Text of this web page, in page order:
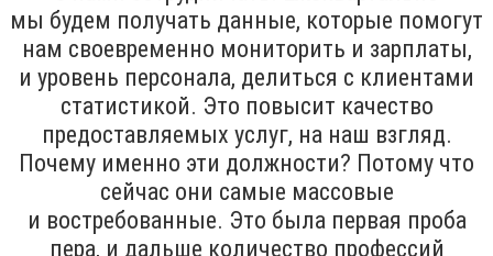
мы будем получать данные, которые помогут
нам своевременно мониторить и зарплаты,
и уровень персонала, делиться с клиентами
статистикой. Это повысит качество
предоставляемых услуг, на наш взгляд.
Почему именно эти должности? Потому что
сейчас они самые массовые
и востребованные. Это была первая проба
пера, и дальше количество профессий